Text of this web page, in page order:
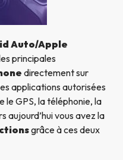
Auto/Apple
principales
directement sur
applications autorisées
le GPS, la téléphonie, la
aujourd’hui vous avez la
grâce à ces deux